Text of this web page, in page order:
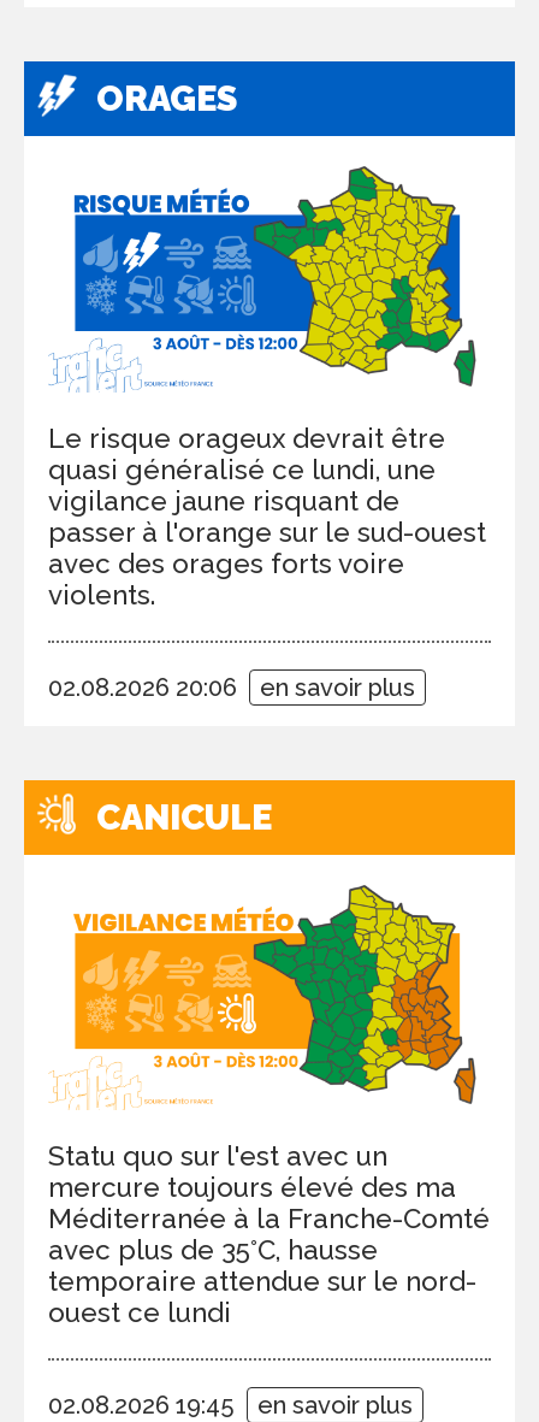
ORAGES
Le risque orageux devrait être
quasi généralisé ce lundi, une
vigilance jaune risquant de
passer à l'orange sur le sud-ouest
avec des orages forts voire
violents.
02.08.2026 20:06 en savoir plus
CANICULE
Statu quo sur l'est avec un
mercure toujours élevé des ma
Méditerranée à la Franche-Comté
avec plus de 35°C, hausse
temporaire attendue sur le nord-
ouest ce lundi
02.08.2026 19:45 en savoir plus